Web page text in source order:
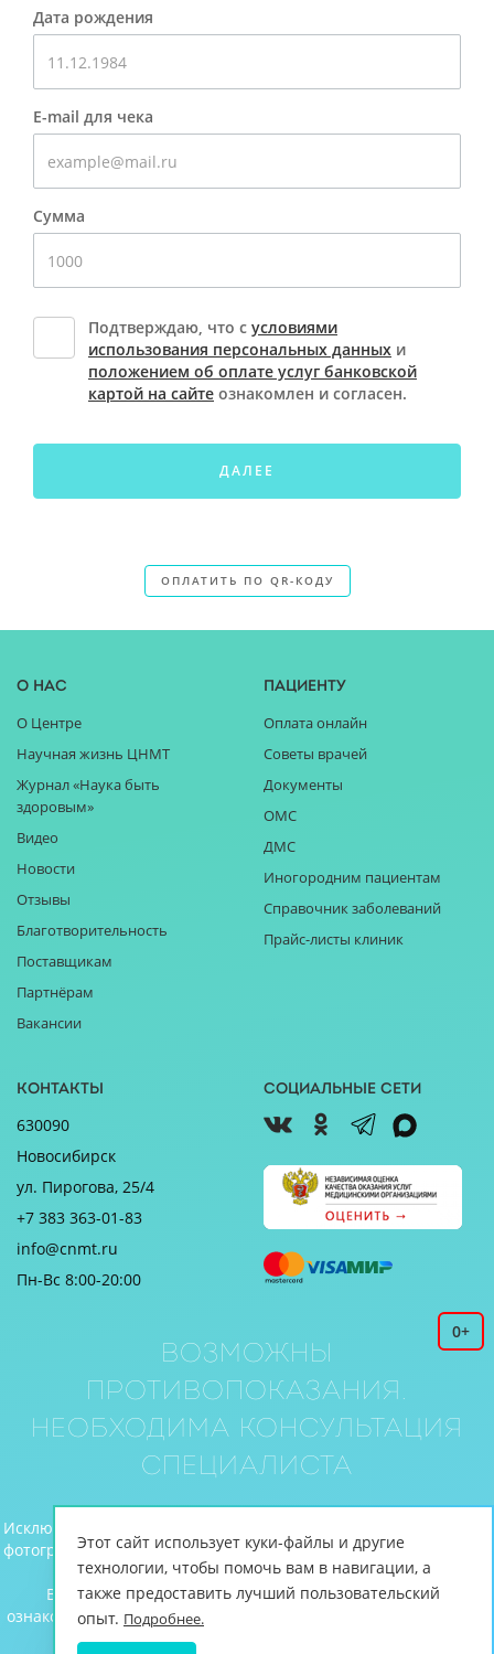
Дата рождения
E-mail для чека
Сумма
Подтверждаю, что с условиями
использования персональных данных и
положением об оплате услуг банковской
картой на сайте ознакомлен и согласен.
ДАЛЕЕ
ОПЛАТИТЬ ПО QR-КОДУ
О нас
О Центре
Научная жизнь ЦНМТ
Журнал «Наука быть
здоровым»
Видео
Новости
Отзывы
Благотворительность
Поставщикам
Партнёрам
Вакансии
Пациенту
Оплата онлайн
Советы врачей
Документы
ОМС
ДМС
Иногородним пациентам
Справочник заболеваний
Прайс-листы клиник
Контакты
630090
Новосибирск
ул. Пирогова, 25/4
+7 383 363-01-83
info@cnmt.ru
Пн-Вс 8:00-20:00
Социальные сети
0+
Возможны
противопоказания.
Необходима консультация
специалиста
Исключительное право на все материалы (текст, иллюстрации,
фотографии и видео), размещенные на веб-сайте www.cnmt.ru,
принадлежит ЦНМТ.
Вся информация, включая цены, предоставлена для
ознакомления и не является публичной офертой (ст.435 ГК РФ,
cт. 437 ГК РФ).
Этот сайт использует куки-файлы и другие
технологии, чтобы помочь вам в навигации, а
также предоставить лучший пользовательский
опыт. Подробнее.